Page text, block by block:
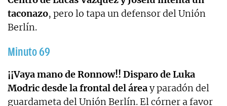
taconazo, pero lo tapa un defensor del Unión
Berlín.
Minuto 69
¡¡Vaya mano de Ronnow!! Disparo de Luka
Modric desde la frontal del áreay paradón del
guardameta del Unión Berlín. El córner a favor